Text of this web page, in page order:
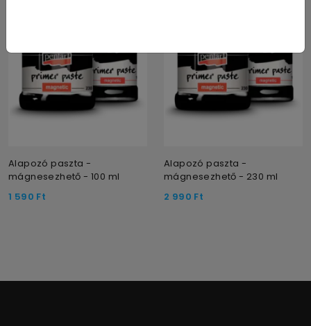
Alapozó paszta -
mágnesezhető - 100 ml
1 590 Ft
Alapozó paszta -
mágnesezhető - 230 ml
2 990 Ft